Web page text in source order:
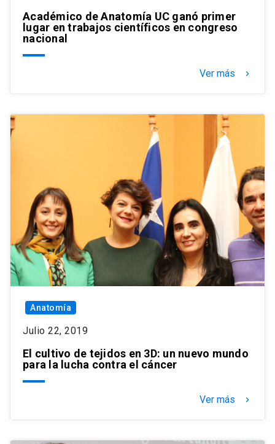
Académico de Anatomía UC ganó primer
lugar en trabajos científicos en congreso
nacional
Ver más keyboard_arrow_right
Anatomía
Julio 22, 2019
El cultivo de tejidos en 3D: un nuevo mundo
para la lucha contra el cáncer
Ver más keyboard_arrow_right